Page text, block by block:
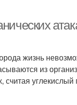
жизнь
из
считая